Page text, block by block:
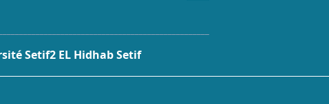
Setif2 EL Hidhab Setif